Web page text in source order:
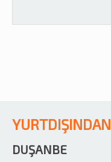
YURTDIŞINDAN
DUŞANBE